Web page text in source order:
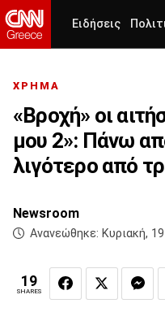
Ειδήσεις
ΧΡΗΜΑ
«Βροχή» οι
μου 2»: Πάνω
λιγότερο από
Newsroom
Ανανεώθηκε: Κυριακή,
19
SHARES